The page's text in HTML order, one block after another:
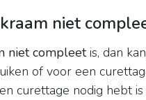
niet
niet compleetis, dan
of voor een
curettage nodig hebt